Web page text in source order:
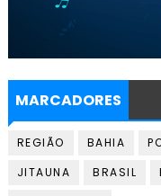
MARCADORES
REGIÃO BAHIA
JITAUNA
BRASIL